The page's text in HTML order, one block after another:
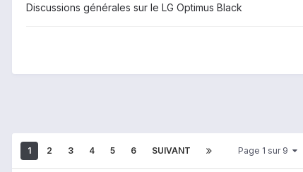
Discussions générales sur le LG Optimus Black
1 2 3 4 5 6 SUIVANT Page 1 sur 9